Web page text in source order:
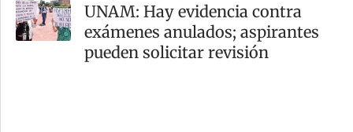
UNAM: Hay evidencia contra
exámenes anulados; aspirantes
pueden solicitar revisión